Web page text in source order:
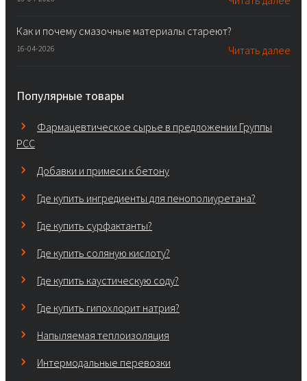
Как и почему смазочные материалы стареют?
16-04-2026 Читать далее
Популярные товары
Фармацевтическое сырье в предложении Группы
PCC
Добавки и примеси к бетону
Где купить ингредиенты для пенополиуретана?
Где купить сурфактанты?
Где купить соляную кислоту?
Где купить каустическую соду?
Где купить гипохлорит натрия?
Напыляемая теплоизоляция
Интермодальные перевозки